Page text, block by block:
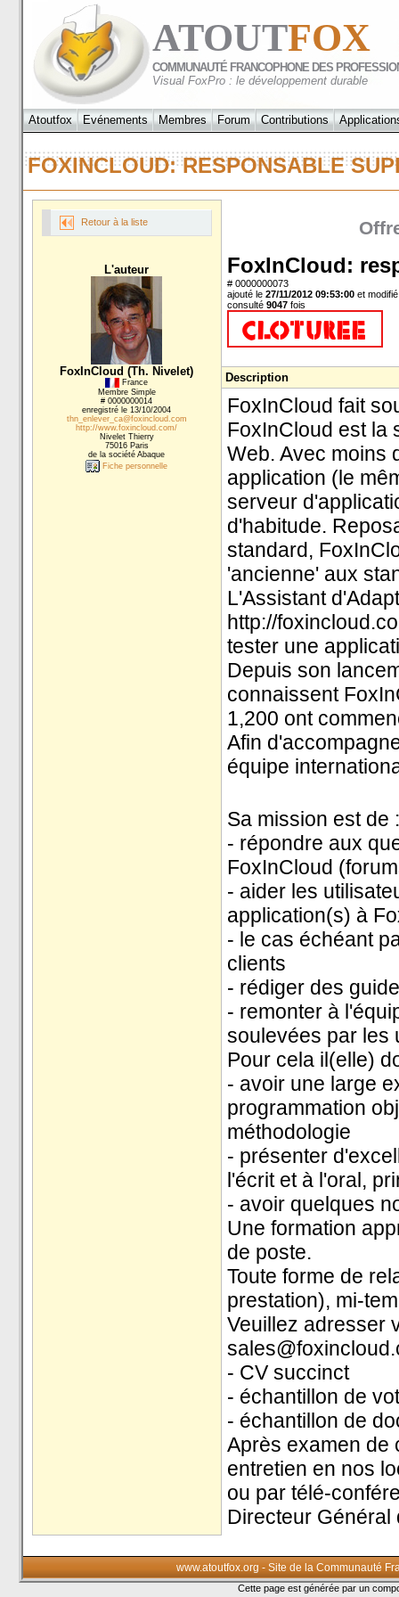
ATOUTFOX
COMMUNAUTÉ FRANCOPHONE DES
Visual FoxPro : le développement durable
Atoutfox Evénements Membres Forum Contributions
FOXINCLOUD: RESPONSABLE
Retour à la liste
L'auteur
FoxInCloud (Th. Nivelet)
France
Membre Simple
# 0000000014
enregistré le 13/10/2004
thn_enlever_ca@foxincloud.com
http://www.foxincloud.com/
Nivelet Thierry
75016 Paris
de la société Abaque
Fiche personnelle
FoxInCloud:
# 0000000073
ajouté le 27/11/2012 09:53:00et
consulté 9047fois
Description
FoxInCloud fait
FoxInCloud est la
Web. Avec moins
application (le
serveur
d'habitude.
standard,
'ancienne' aux
L'Assistant
http://
tester une
Depuis son
connaissent
1,200 ont
Afin
équipe
Sa mission est de :
- répondre aux
FoxInCloud
- aider les
application(s) à
- le cas échéant
clients
- rédiger des
- remonter à
soulevées par les
Pour cela il(elle)
- avoir une large
programmation
méthodologie
- présenter
l'écrit et à l'oral,
- avoir quelques
Une formation
de poste.
Toute forme de
prestation), mi-
Veuillez adresser
- CV succinct
- échantillon de
- échantillon de
Après examen de
entretien en nos
ou par télé-
Directeur Général
www.atoutfox.org - Site de la Communauté
Cette page est générée par un